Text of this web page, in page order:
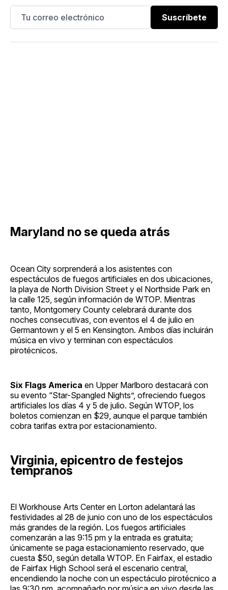
Suscríbete
Maryland no se queda atrás
Ocean City sorprenderá a los asistentes con
espectáculos de fuegos artificiales en dos ubicaciones,
la playa de North Division Street y el Northside Park en
la calle 125, según información de WTOP. Mientras
tanto, Montgomery County celebrará durante dos
noches consecutivas, con eventos el 4 de julio en
Germantown y el 5 en Kensington. Ambos días incluirán
música en vivo y terminan con espectáculos
pirotécnicos.
Six Flags America en Upper Marlboro destacará con
su evento “Star-Spangled Nights”, ofreciendo fuegos
artificiales los días 4 y 5 de julio. Según WTOP, los
boletos comienzan en $29, aunque el parque también
cobra tarifas extra por estacionamiento.
Virginia, epicentro de festejos
tempranos
El Workhouse Arts Center en Lorton adelantará las
festividades al 28 de junio con uno de los espectáculos
más grandes de la región. Los fuegos artificiales
comenzarán a las 9:15 pm y la entrada es gratuita;
únicamente se paga estacionamiento reservado, que
cuesta $50, según detalla WTOP. En Fairfax, el estadio
de Fairfax High School será el escenario central,
encendiendo la noche con un espectáculo pirotécnico a